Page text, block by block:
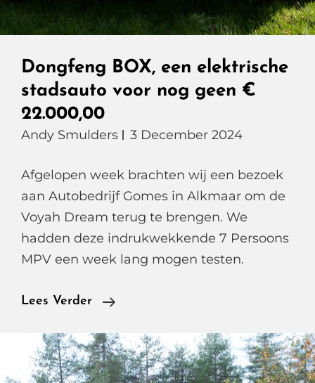
Dongfeng BOX, een elektrische
stadsauto voor nog geen €
22.000,00
Andy Smulders 3 December 2024
Afgelopen week brachten wij een bezoek
aan Autobedrijf Gomes in Alkmaar om de
Voyah Dream terug te brengen. We
hadden deze indrukwekkende 7 Persoons
MPV een week lang mogen testen.
Lees Verder
Dongfeng
Een
Elektrische